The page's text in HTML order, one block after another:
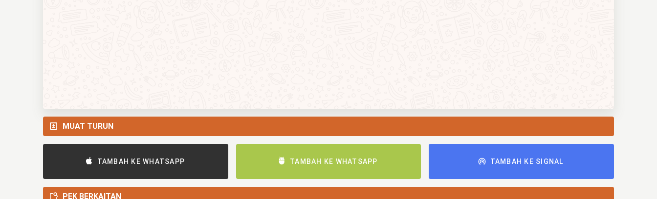
MUAT TURUN
TAMBAH KE WHATSAPP TAMBAH KE WHATSAPP TAMBAH KE SIGNAL
PEK BERKAITAN